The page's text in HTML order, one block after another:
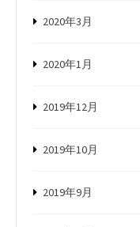
2020年3月
2020年1月
2019年12月
2019年10月
2019年9月